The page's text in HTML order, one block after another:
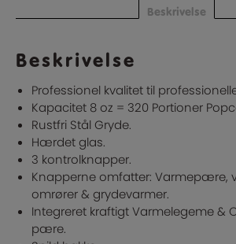
med
kapacitet
16oz
antal
Beskrivelse
Beskrivelse
Professionel kvalitet til
Kapacitet 8 oz = 320 Portioner
Rustfri Stål Gryde.
Hærdet glas.
3 kontrolknapper.
Knapperne omfatter: Varmepære,
omrører & grydevarmer.
Integreret kraftigt Varmelegeme &
pære.